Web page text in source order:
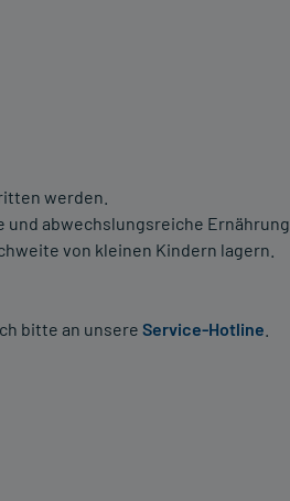
werden.
abwechslungsreiche Ernährung
von kleinen Kindern lagern.
bitte an unsere Service-Hotline